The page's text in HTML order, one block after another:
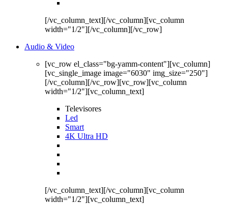
[/vc_column_text][/vc_column][vc_column
width="1/2"][/vc_column][/vc_row]
Audio & Video
[vc_row el_class="bg-yamm-content"][vc_column]
[vc_single_image image="6030" img_size="250"]
[/vc_column][/vc_row][vc_row][vc_column
width="1/2"][vc_column_text]
Televisores
Led
Smart
4K Ultra HD
[/vc_column_text][/vc_column][vc_column
width="1/2"][vc_column_text]